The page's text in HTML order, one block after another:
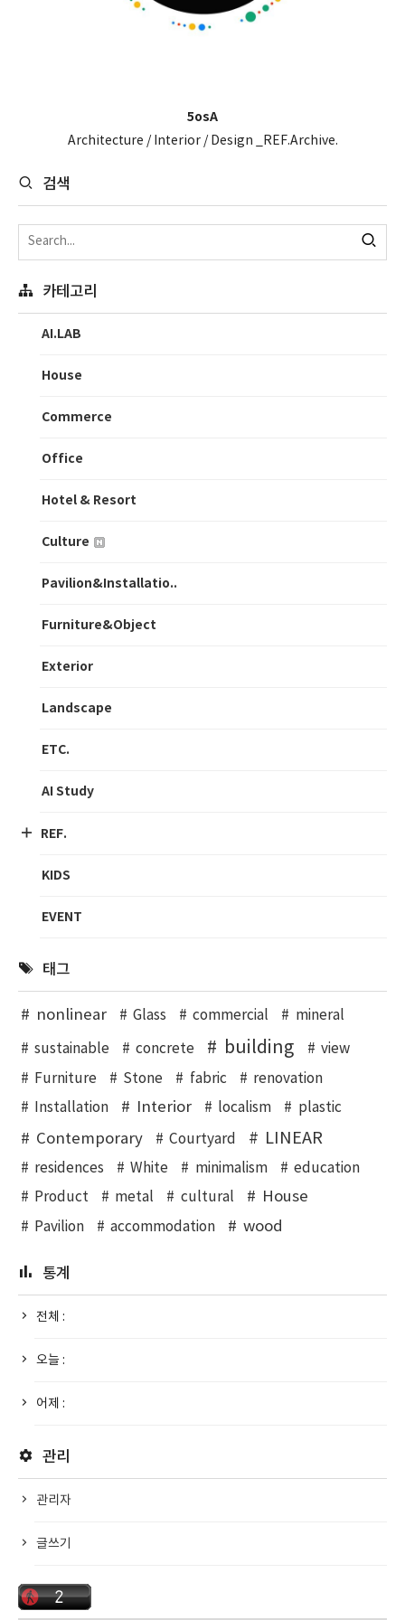
5osA
Architecture / Interior / Design _REF.Archive.
검색
카테고리
AI.LAB
House
Commerce
Office
Hotel & Resort
Culture
Pavilion&Installatio..
Furniture&Object
Exterior
Landscape
ETC.
AI Study
REF.
KIDS
EVENT
태그
nonlinear Glass commercial mineral
sustainable concrete building
view
Furniture
Stone fabric
renovation
Installation
Interior localism plastic
Contemporary Courtyard LINEAR
residences White minimalism
education
Product
metal cultural House
Pavilion accommodation wood
통계
전체 :
오늘 :
어제 :
관리
관리자
글쓰기